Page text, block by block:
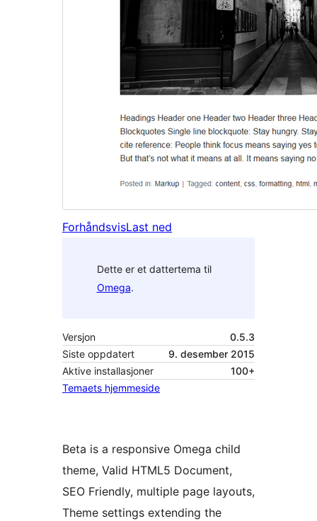
ForhåndsvisLast ned
Dette er et dattertema til
Omega.
Versjon
0.5.3
Siste oppdatert
9. desember 2015
Aktive installasjoner
100+
Temaets hjemmeside
Beta is a responsive Omega child
theme, Valid HTML5 Document,
SEO Friendly, multiple page layouts,
Theme settings extending the